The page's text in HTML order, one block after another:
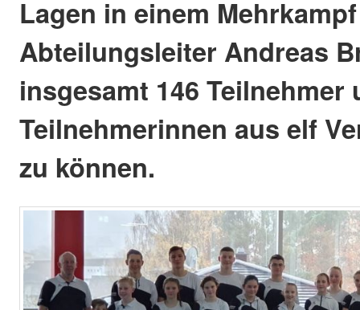
Lagen in einem
Abteilungsleiter Andreas
insgesamt 146 Teilnehmer
Teilnehmerinnen aus elf
zu können.